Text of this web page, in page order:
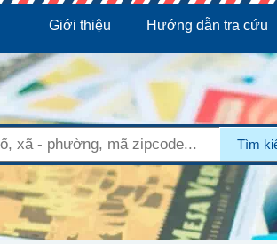
Giới thiệu Hướng dẫn tra cứu
Tìm